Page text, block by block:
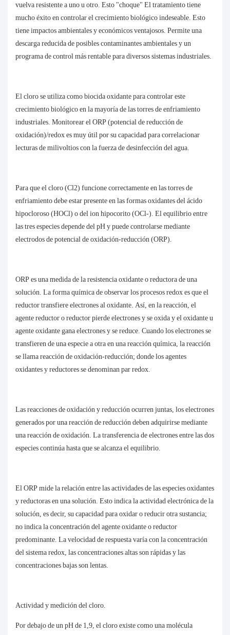
vuelva resistente a uno u otro. Esto "choque" El tratamiento tiene
mucho éxito en controlar el crecimiento biológico indeseable. Esto
tiene impactos ambientales y económicos ventajosos. Permite una
descarga reducida de posibles contaminantes ambientales y un
programa de control más rentable para diversos sistemas industriales.
El cloro se utiliza como biocida oxidante para controlar este
crecimiento biológico en la mayoría de las torres de enfriamiento
industriales. Monitorear el ORP (potencial de reducción de
oxidación)/redox es muy útil por su capacidad para correlacionar
lecturas de milivoltios con la fuerza de desinfección del agua.
Para que el cloro (Cl2) funcione correctamente en las torres de
enfriamiento debe estar presente en las formas oxidantes del ácido
hipocloroso (HOCl) o del ion hipocorito (OCl-). El equilibrio entre
las tres especies depende del pH y puede controlarse mediante
electrodos de potencial de oxidación-reducción (ORP).
ORP es una medida de la resistencia oxidante o reductora de una
solución. La forma química de observar los procesos redox es que el
reductor transfiere electrones al oxidante. Así, en la reacción, el
agente reductor o reductor pierde electrones y se oxida y el oxidante u
agente oxidante gana electrones y se reduce. Cuando los electrones se
transfieren de una especie a otra en una reacción química, la reacción
se llama reacción de oxidación-reducción; donde los agentes
oxidantes y reductores se denominan par redox.
Las reacciones de oxidación y reducción ocurren juntas, los electrones
generados por una reacción de reducción deben adquirirse mediante
una reacción de oxidación. La transferencia de electrones entre las dos
especies continúa hasta que se alcanza el equilibrio.
El ORP mide la relación entre las actividades de las especies oxidantes
y reductoras en una solución. Esto indica la actividad electrónica de la
solución, es decir, su capacidad para oxidar o reducir otra sustancia;
no indica la concentración del agente oxidante o reductor
predominante. La velocidad de respuesta varía con la concentración
del sistema redox, las concentraciones altas son rápidas y las
concentraciones bajas son lentas.
Actividad y medición del cloro.
Por debajo de un pH de 1,9, el cloro existe como una molécula